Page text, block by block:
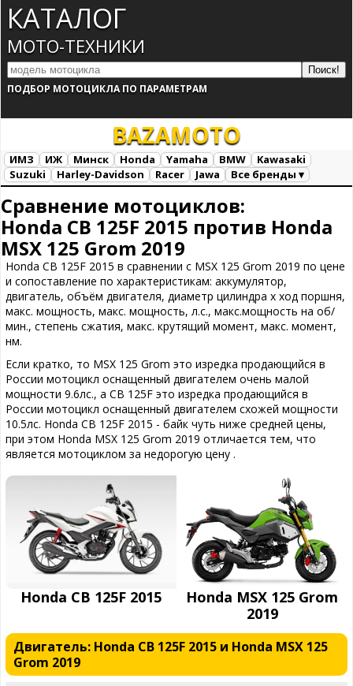
КАТАЛОГ
МОТО-ТЕХНИКИ
ПОДБОР МОТОЦИКЛА ПО ПАРАМЕТРАМ
BAZAMOTO
ИМЗ ИЖ Минск Honda Yamaha BMW
Kawasaki
Suzuki
Harley-Davidson Racer Jawa
Все бренды ▾
Сравнение мотоциклов:
Honda CB 125F 2015 против Honda
MSX 125 Grom 2019
Honda CB 125F 2015 в сравнении с MSX 125 Grom 2019 по цене
и сопоставление по характеристикам: аккумулятор,
двигатель, объём двигателя, диаметр цилиндра х ход поршня,
макс. мощность, макс. мощность, л.с., макс.мощность на об/
мин., степень сжатия, макс. крутящий момент, макс. момент,
нм.
Если кратко, то MSX 125 Grom это изредка продающийся в
России мотоцикл оснащенный двигателем очень малой
мощности 9.6лс., а CB 125F это изредка продающийся в
России мотоцикл оснащенный двигателем схожей мощности
10.5лс. Honda CB 125F 2015 - байк чуть ниже средней цены,
при этом Honda MSX 125 Grom 2019 отличается тем, что
является мотоциклом за недорогую цену .
Honda CB 125F 2015
Honda MSX 125 Grom
2019
Двигатель: Honda CB 125F 2015 и Honda MSX 125
Grom 2019